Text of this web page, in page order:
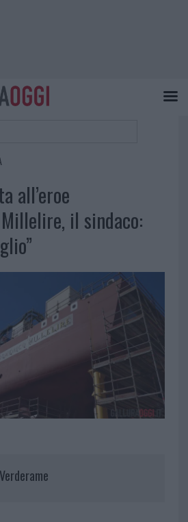
all’eroe
il sindaco: